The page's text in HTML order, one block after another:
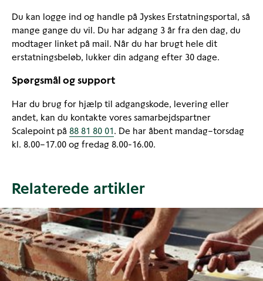
Du kan logge ind og handle på Jyskes Erstatningsportal, så
mange gange du vil. Du har adgang 3 år fra den dag, du
modtager linket på mail. Når du har brugt hele dit
erstatningsbeløb, lukker din adgang efter 30 dage.
Spørgsmål og support
Har du brug for hjælp til adgangskode, levering eller
andet, kan du kontakte vores samarbejdspartner
Scalepoint på 88 81 80 01. De har åbent mandag–torsdag
kl. 8.00–17.00 og fredag 8.00-16.00.
Relaterede artikler